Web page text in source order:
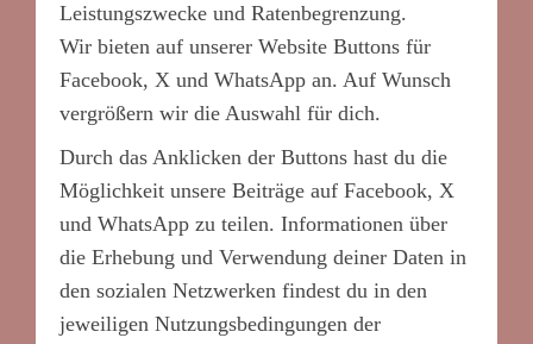
Leistungszwecke und Ratenbegrenzung.
Wir bieten auf unserer Website Buttons für
Facebook, X und WhatsApp an. Auf Wunsch
vergrößern wir die Auswahl für dich.
Durch das Anklicken der Buttons hast du die
Möglichkeit unsere Beiträge auf Facebook, X
und WhatsApp zu teilen. Informationen über
die Erhebung und Verwendung deiner Daten in
den sozialen Netzwerken findest du in den
jeweiligen Nutzungsbedingungen der